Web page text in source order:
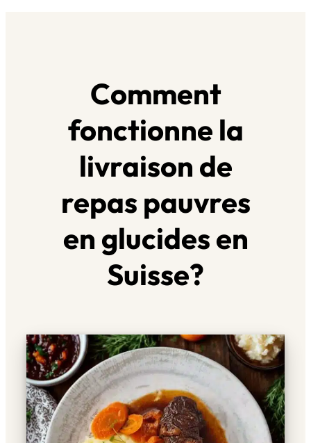
Comment
fonctionne la
livraison de
repas pauvres
en glucides en
Suisse?